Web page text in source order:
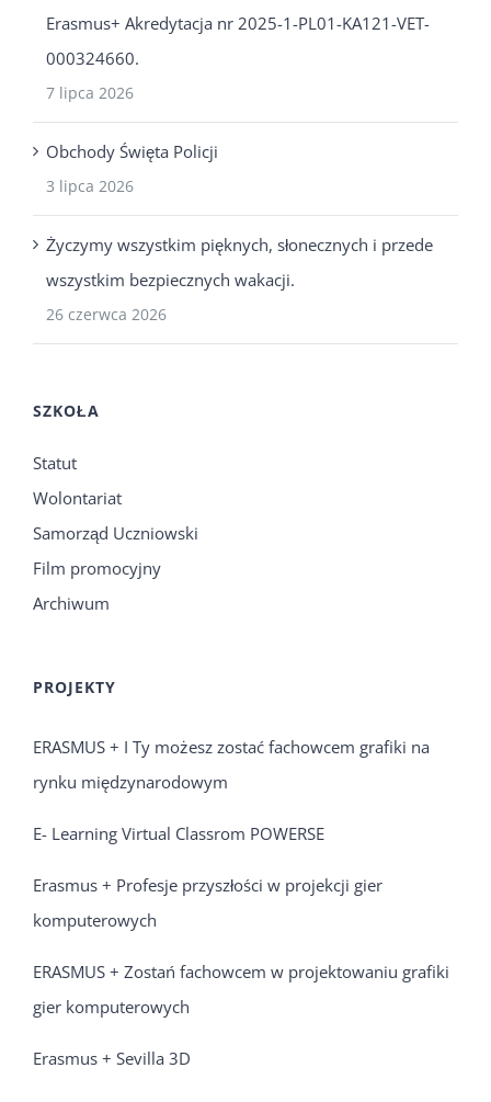
Erasmus+ Akredytacja nr 2025-1-PL01-KA121-VET-
000324660.
7 lipca 2026
Obchody Święta Policji
3 lipca 2026
Życzymy wszystkim pięknych, słonecznych i przede
wszystkim bezpiecznych wakacji.
26 czerwca 2026
SZKOŁA
Statut
Wolontariat
Samorząd Uczniowski
Film promocyjny
Archiwum
PROJEKTY
ERASMUS + I Ty możesz zostać fachowcem grafiki na
rynku międzynarodowym
E- Learning Virtual Classrom POWERSE
Erasmus + Profesje przyszłości w projekcji gier
komputerowych
ERASMUS + Zostań fachowcem w projektowaniu grafiki
gier komputerowych
Erasmus + Sevilla 3D